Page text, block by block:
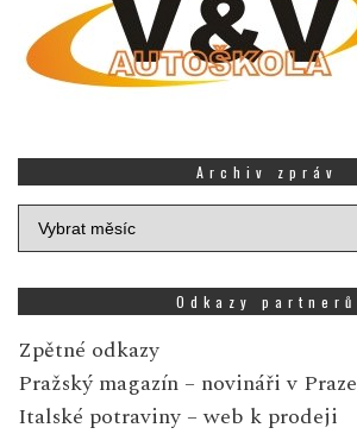
Archiv zpráv
Archiv
zpráv
Odkazy partnerů
Zpětné odkazy
Pražský magazín – novináři v Praze
Italské potraviny – web k prodeji